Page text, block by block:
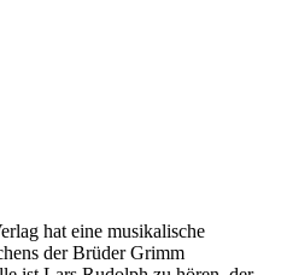
hat eine musikalische
der Brüder Grimm